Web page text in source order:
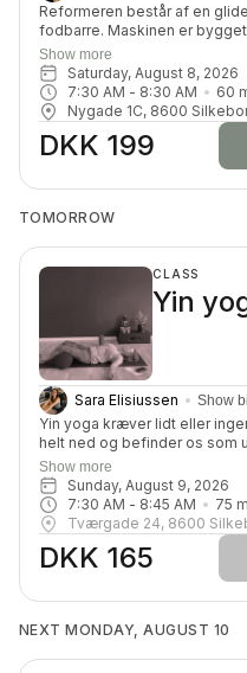
Reformeren består af en
fodbarre. Maskinen er
kan kan tilpasse
træning, hvor du vil blive
smidighed, balance,
Show more
Saturday, August 8, 2026
7:30 AM - 8:30 AM 60
Nygade 1C, 8600
DKK 199
TOMORROW
CLASS
Yin
Sara Elisiussen Show
Yin yoga kræver lidt eller
helt ned og befinder os som
minutter, de fleste stillinger
kan sammenholdt med
men når først man vænner
det magisk, at få lov at give
PÅKLÆDNING: Passende tøj
løbende - hellere for meget
Show more
Sunday, August 9, 2026
7:30 AM - 8:45 AM 75
Tværgade 24, 8600
DKK 165
NEXT MONDAY, AUGUST 10